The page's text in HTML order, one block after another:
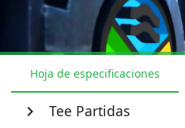
Hoja de especificaciones
chevron_right Tee Partidas